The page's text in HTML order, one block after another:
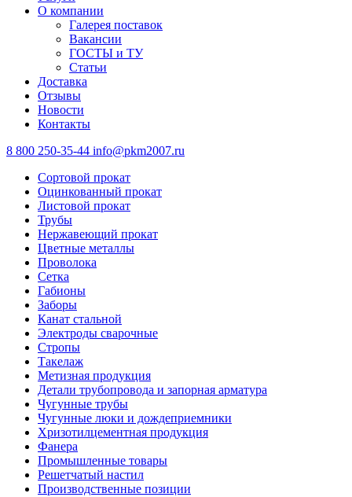
О компании
Галерея поставок
Вакансии
ГОСТЫ и ТУ
Статьи
Доставка
Отзывы
Новости
Контакты
8 800 250-35-44 info@pkm2007.ru
Сортовой прокат
Оцинкованный прокат
Листовой прокат
Трубы
Нержавеющий прокат
Цветные металлы
Проволока
Сетка
Габионы
Заборы
Канат стальной
Электроды сварочные
Стропы
Такелаж
Метизная продукция
Детали трубопровода и запорная арматура
Чугунные трубы
Чугунные люки и дождеприемники
Хризотилцементная продукция
Фанера
Промышленные товары
Решетчатый настил
Производственные позиции